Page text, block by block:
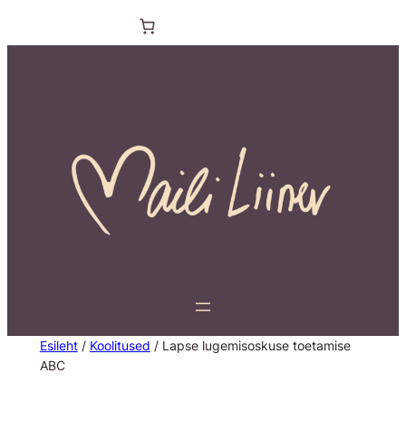
Esileht/ Koolitused / Lapse lugemisoskuse toetamise
ABC